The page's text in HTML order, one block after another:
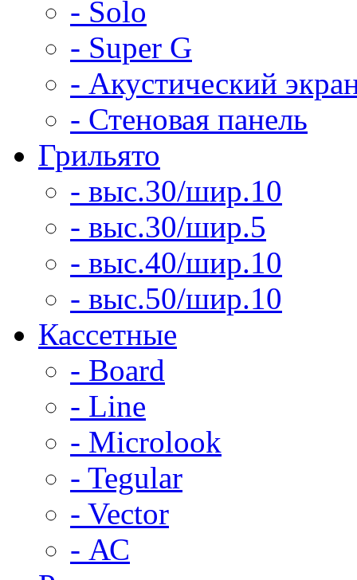
- Solo
- Super G
- Акустический
- Стеновая панель
Грильято
- выс.30/шир.10
- выс.30/шир.5
- выс.40/шир.10
- выс.50/шир.10
Кассетные
- Board
- Line
- Microlook
- Tegular
- Vector
- АС